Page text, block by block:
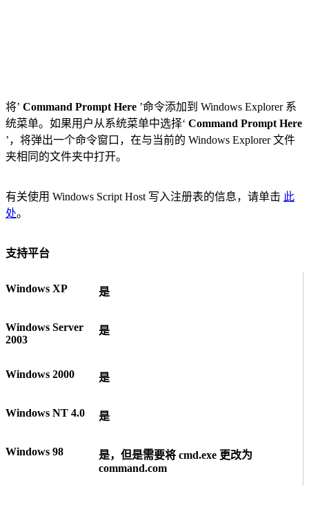
将’ Command Prompt Here ’命令添加到 Windows Explorer 系
统菜单。如果用户从系统菜单中选择‘ Command Prompt Here
’，将弹出一个命令窗口，在与当前的 Windows Explorer 文件
夹相同的文件夹中打开。
有关使用 Windows Script Host 写入注册表的信息，请单击 此
处。
支持平台
Windows XP 是
Windows Server
2003
是
Windows 2000 是
Windows NT 4.0 是
Windows 98
是，但是需要将 cmd.exe 更改为
command.com